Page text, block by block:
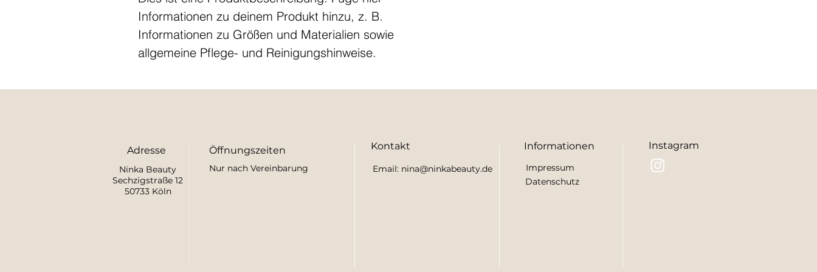
Informationen zu deinem Produkt hinzu, z. B.
Informationen zu Größen und Materialien sowie
allgemeine Pflege- und Reinigungshinweise.
Adresse
Ninka Beauty
Sechzigstraße 12
50733 Köln
Öffnungszeiten
Nur nach Vereinbarung
Kontakt
Email: nina@ninkabeauty.de
Informationen
Impressum
Datenschutz
Instagram